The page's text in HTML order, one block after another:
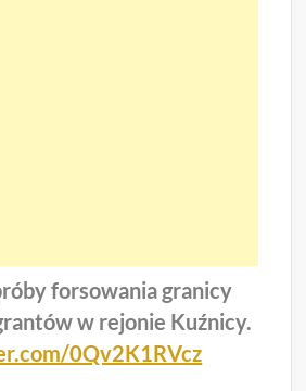
forsowania granicy
w rejonie Kuźnicy.
0Qv2K1RVcz